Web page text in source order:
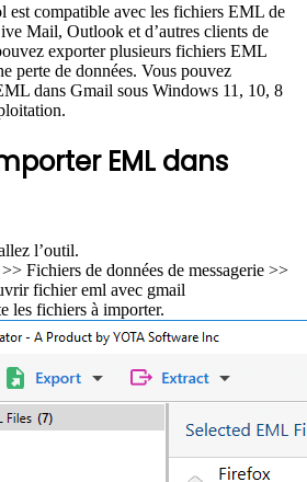
est compatible avec les fichiers EML de
Mail, Outlook et d’autres clients de
exporter plusieurs fichiers EML
perte de données. Vous pouvez
dans Gmail sous Windows 11, 10, 8
EML dans
l’outil.
Fichiers de données de messagerie >>
les fichiers à importer.